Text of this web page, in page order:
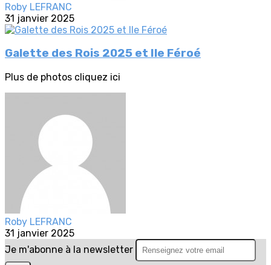
Roby LEFRANC
31 janvier 2025
Galette des Rois 2025 et Ile Féroé
Plus de photos cliquez ici
Roby LEFRANC
31 janvier 2025
Je m'abonne à la newsletter